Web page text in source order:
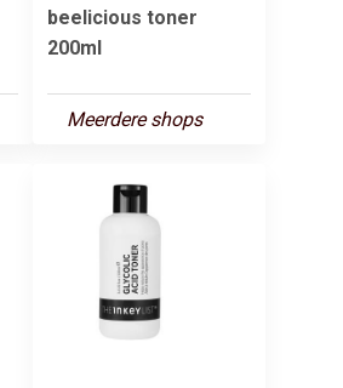
beelicious toner
200ml
Meerdere shops